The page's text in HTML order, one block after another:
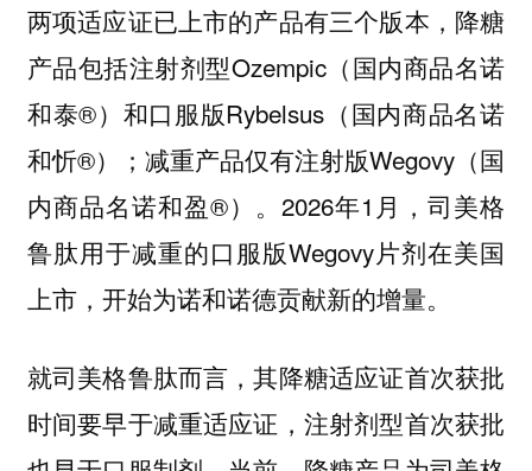
两项适应证已上市的产品有三个版本，降糖
产品包括注射剂型Ozempic（国内商品名诺
和泰®）和口服版Rybelsus（国内商品名诺
和忻®）；减重产品仅有注射版Wegovy（国
内商品名诺和盈®）。2026年1月，司美格
鲁肽用于减重的口服版Wegovy片剂在美国
上市，开始为诺和诺德贡献新的增量。
就司美格鲁肽而言，其降糖适应证首次获批
时间要早于减重适应证，注射剂型首次获批